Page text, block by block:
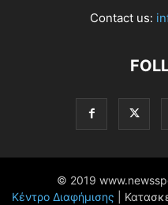
Contact us:
© 2019
Κέντρο Διαφήμισης |